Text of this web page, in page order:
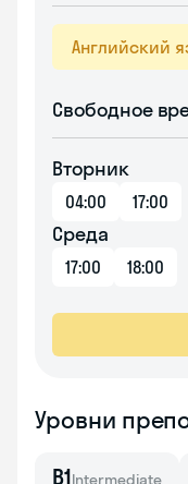
Английский
Свободное
Вторник
04:00 17:00
Среда
17:00 18:00
Уровни
B1Intermediate